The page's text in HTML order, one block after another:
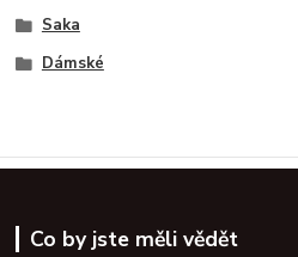
Saka
Dámské
Co by jste měli vědět